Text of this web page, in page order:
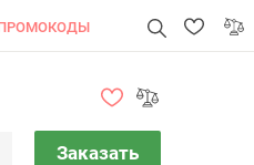
Заказать